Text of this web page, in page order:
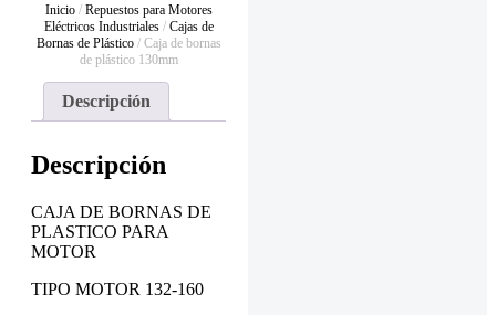
Inicio/ Repuestos para Motores
Eléctricos Industriales/ Cajas de
Bornas de Plástico/ Caja de bornas
de plástico 130mm
Descripción
Descripción
CAJA DE BORNAS DE
PLASTICO PARA
MOTOR
TIPO MOTOR 132-160